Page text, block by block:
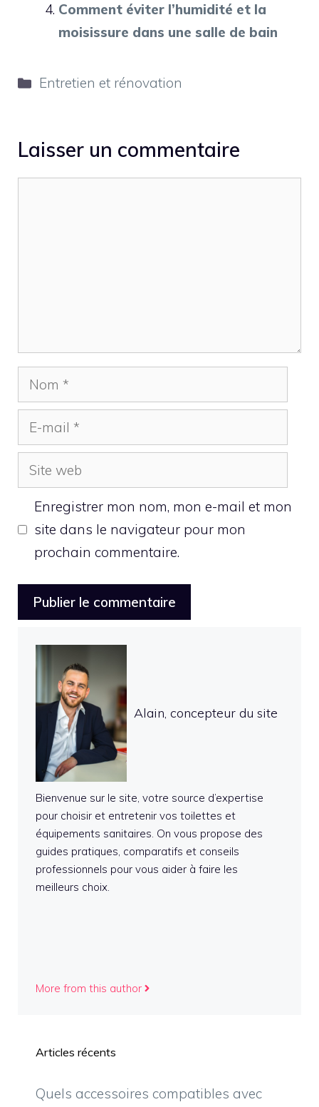
Comment éviter l’humidité et la
moisissure dans une salle de bain
Catégories
Entretien et rénovation
Laisser un commentaire
Nom
mail
Site
web
Enregistrer mon nom, mon e-mail et mon
site dans le navigateur pour mon
prochain commentaire.
Alain, concepteur du site
Bienvenue sur le site, votre source d’expertise
pour choisir et entretenir vos toilettes et
équipements sanitaires. On vous propose des
guides pratiques, comparatifs et conseils
professionnels pour vous aider à faire les
meilleurs choix.
More from this author
Articles récents
Quels accessoires compatibles avec